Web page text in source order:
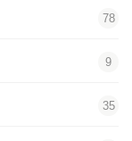
78
9
35